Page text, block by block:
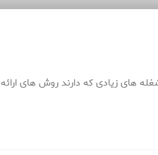
های زیادی که دارند روش های ارائه